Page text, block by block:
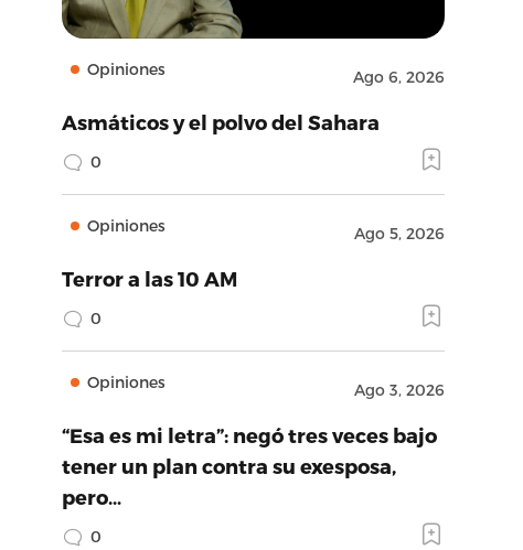
Opiniones Ago 6, 2026
Asmáticos y el polvo del Sahara
0
Opiniones Ago 5, 2026
Terror a las 10 AM
0
Opiniones Ago 3, 2026
“Esa es mi letra”: negó tres veces bajo
tener un plan contra su exesposa,
pero…
0